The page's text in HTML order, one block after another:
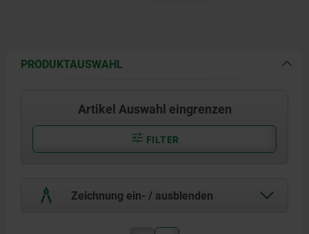
Edelstahlausführung:
Arretierstift gehärtet 1.4034
Arretierstift nicht gehärtet
Schlüsselring blank.
PRODUKTAUSWAHL
Artikel Auswahl eingrenzen
FILTER
Zeichnung ein- / ausblenden